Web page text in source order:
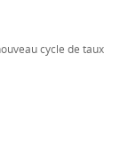
cycle de taux